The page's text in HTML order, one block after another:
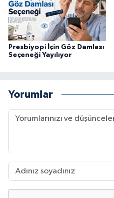
Presbiyopi İçin Göz Damlası
Seçeneği Yayılıyor
Yorumlar